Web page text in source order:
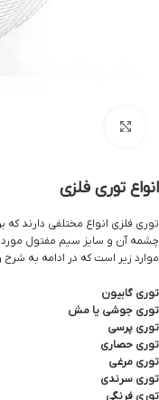
انواع توری فلزی
توری فلزی انواع مختلفی دارند که
چشمه آن و سایز سیم مفتول مورد
موارد زیر است که در ادامه به
توری گابیون
توری جوشی یا مش
توری پرسی
توری حصاری
توری مرغی
توری سرندی
توری فرنگی